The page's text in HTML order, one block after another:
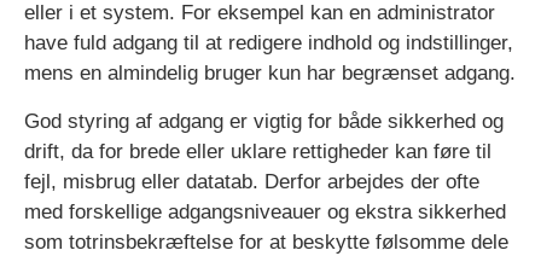
eller i et system. For eksempel kan en administrator
have fuld adgang til at redigere indhold og indstillinger,
mens en almindelig bruger kun har begrænset adgang.
God styring af adgang er vigtig for både sikkerhed og
drift, da for brede eller uklare rettigheder kan føre til
fejl, misbrug eller datatab. Derfor arbejdes der ofte
med forskellige adgangsniveauer og ekstra sikkerhed
som totrinsbekræftelse for at beskytte følsomme dele